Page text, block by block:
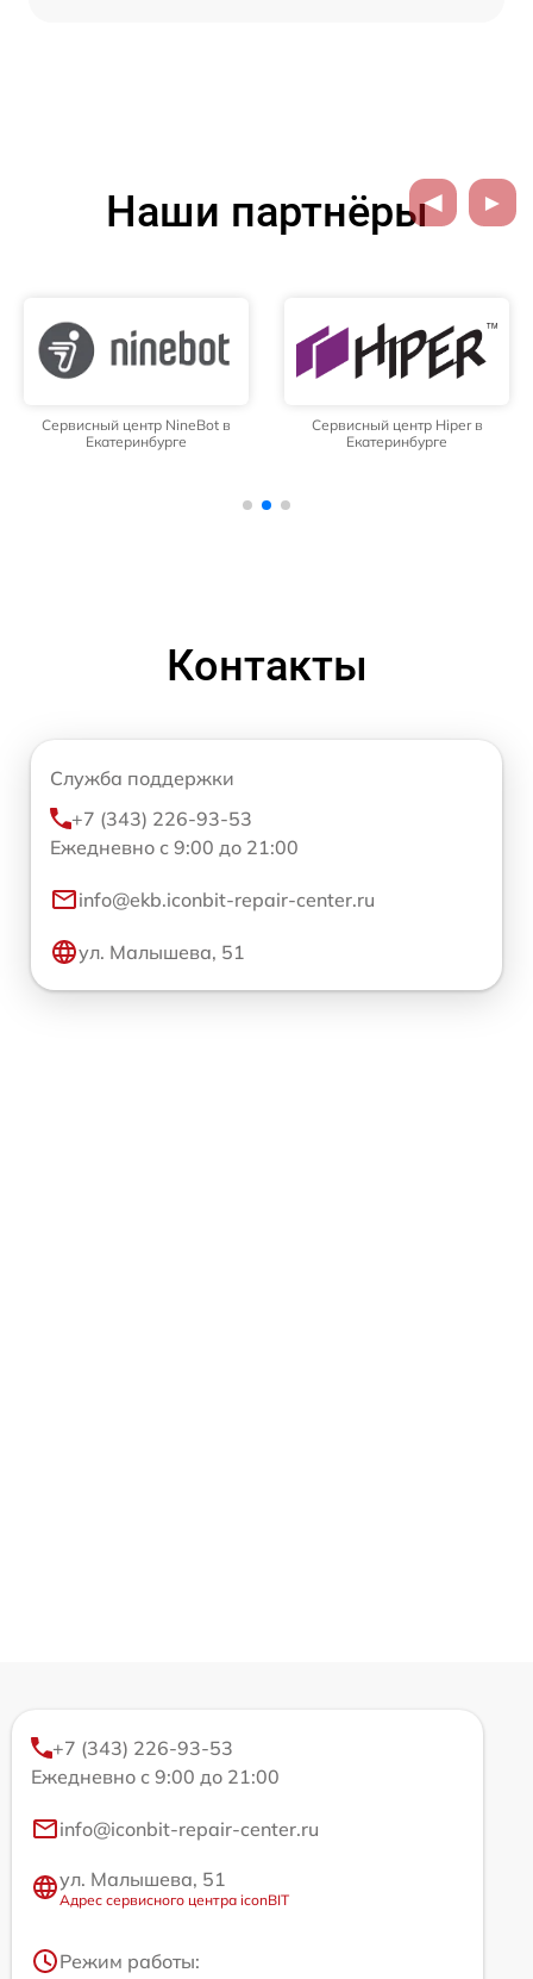
Наши партнёры
Сервисный центр NineBot в
Екатеринбурге
Сервисный центр Hiper в
Екатеринбурге
Контакты
Служба поддержки
+7 (343) 226-93-53
Ежедневно с 9:00 до 21:00
info@ekb.iconbit-repair-center.ru
ул. Малышева, 51
+7 (343) 226-93-53
Ежедневно с 9:00 до 21:00
info@iconbit-repair-center.ru
ул. Малышева, 51
Адрес сервисного центра iconBIT
Режим работы: